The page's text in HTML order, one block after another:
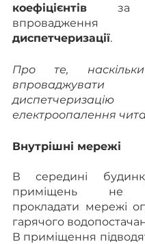
коефіцієнтів за
диспетчеризації.
Про те,
впроваджувати
диспетчеризацію
електроопалення
Внутрішні мережі
В середині
приміщень не
прокладати мережі
гарячого
В приміщення